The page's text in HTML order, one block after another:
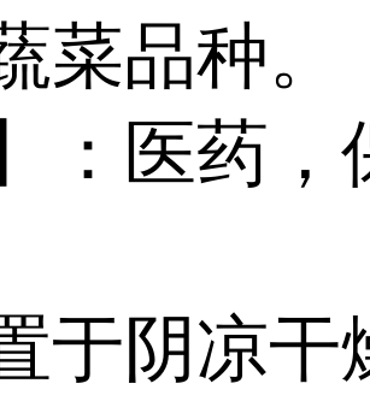
菜品种。
：医药，
于阴凉干